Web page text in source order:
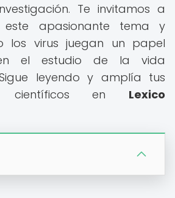
Te invitamos a
apasionante tema y
los virus juegan un papel
el estudio de la vida
leyendo y amplía tus
científicos en Lexico